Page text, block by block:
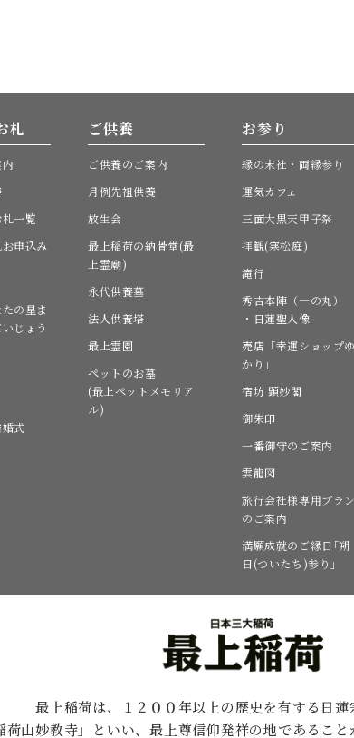
札
一覧
申込み
たの星ま
じょう
式
ご供養
ご供養のご案内
月例先祖供養
放生会
最上稲荷の納骨堂(最
上霊廟)
永代供養墓
法人供養塔
最上霊園
ペットのお墓
(最上ペットメモリア
ル)
お参り
縁の末社・両縁参り
運気カフェ
三面大黒天甲子祭
拝観(寒松庭)
滝行
秀吉本陣（一の丸）
・日蓮聖人像
売店「幸運ショップゆ
かり」
宿坊 顕妙閣
御朱印
一番御守のご案内
雲龍図
旅行会社様専用プラン
のご案内
満願成就のご縁日｢朔
日(ついたち)参り｣
最上稲荷は、１２００年以上の歴史を有する 日蓮
荷山妙教寺」といい、最上尊信仰発祥の地であるこ